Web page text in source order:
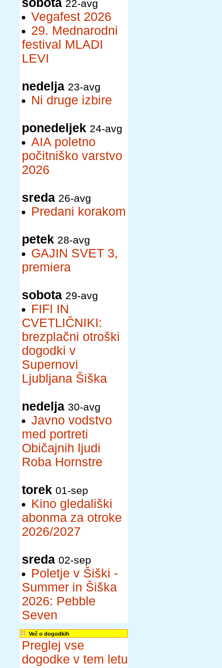
sobota 22-avg
Vegafest 2026
29. Mednarodni
festival MLADI
LEVI
nedelja 23-avg
Ni druge izbire
ponedeljek 24-avg
AIA poletno
počitniško varstvo
2026
sreda 26-avg
Predani korakom
petek 28-avg
GAJIN SVET 3,
premiera
sobota 29-avg
FIFI IN
CVETLIČNIKI:
brezplačni otroški
dogodki v
Supernovi
Ljubljana Šiška
nedelja 30-avg
Javno vodstvo
med portreti
Običajnih ljudi
Roba Hornstre
torek 01-sep
Kino gledališki
abonma za otroke
2026/2027
sreda 02-sep
Poletje v Šiški -
Summer in Šiška
2026: Pebble
Seven
Več o dogodkih
Preglej vse
dogodke v tem letu